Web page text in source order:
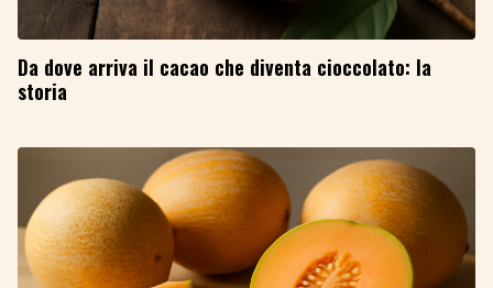
Da dove arriva il cacao che diventa cioccolato: la
storia